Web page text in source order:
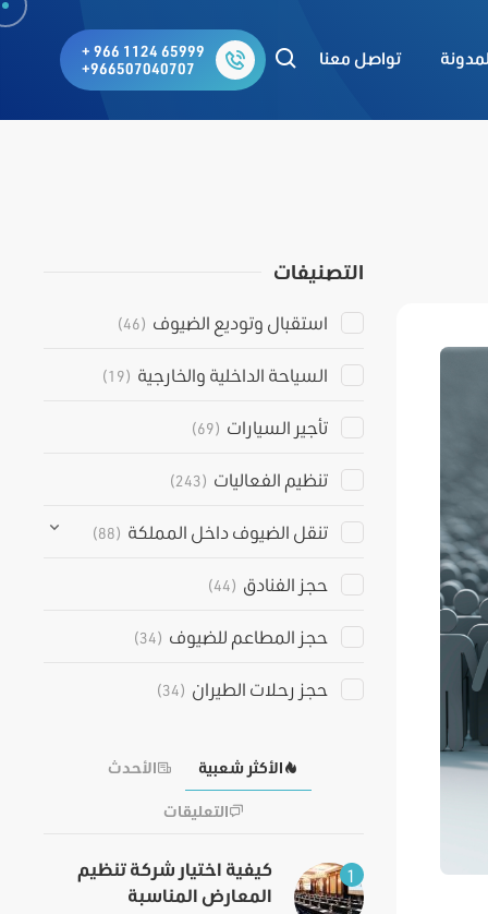
تواصل معنا
+ 966 1124 65999
+966507040707
التصنيفات
استقبال وتوديع الضيوف (46)
السياحة الداخلية والخارجية (19)
تأجير السيارات (69)
تنظيم الفعاليات (243)
تنقل الضيوف داخل المملكة (88)
حجز الفنادق (44)
حجز المطاعم للضيوف (34)
حجز رحلات الطيران (34)
الأكثر شعبية الأحدث
التعليقات
1
كيفية اختيار شركة تنظيم
المعارض المناسبة